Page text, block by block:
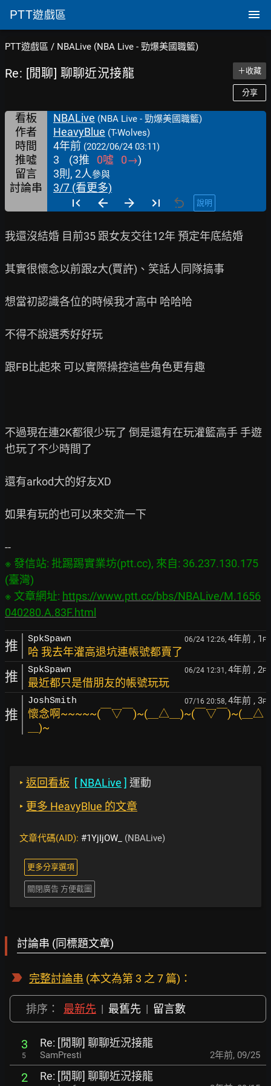
PTT遊戲區
PTT遊戲區 / NBALive (NBA Live - 勁爆美國職籃)
Re: [閒聊] 聊聊近況接龍 ＋收藏
分享
看板 NBALive (NBA Live - 勁爆美國職籃)
作者 HeavyBlue (T-Wolves)
時間 4年前 (2022/06/24 03:11)
推噓 3 (3推 0噓 0→)
留言
3則, 2人參與
討論串 3/7 (看更多)
說明
我還沒結婚 目前35 跟女友交往12年 預定年底結婚
其實很懷念以前跟z大(賈許)、笑話人同隊搞事
想當初認識各位的時候我才高中 哈哈哈
不得不說選秀好好玩
跟FB比起來 可以實際操控這些角色更有趣
不過現在連2K都很少玩了 倒是還有在玩灌籃高手 手遊
也玩了不少時間了
還有arkod大的好友XD
如果有玩的也可以來交流一下
※ 發信站: 批踢踢實業坊(ptt.cc), 來自: 36.237.130.175
(臺灣)
※ 文章網址: https://www.ptt.cc/bbs/NBALive/M.1656
040280.A.83F.html
推 SpkSpawn 06/24 12:26, 4年前 , 1 F
哈 我去年灌高退坑連帳號都賣了
推 SpkSpawn 06/24 12:31, 4年前 , 2F
最近都只是借朋友的帳號玩玩
推
JoshSmith 07/16 20:58, 4年前 , 3F
懷念啊~~~~~(￣▽￣)~(＿△＿)~(￣▽￣)~(＿△
＿)~
‣ 返回看板 [ NBALive ] 運動
‣ 更多 HeavyBlue 的文章
文章代碼(AID): #1YjIjOW_ (NBALive)
更多分享選項
關閉廣告 方便截圖
討論串 (同標題文章)
完整討論串 (本文為第 3 之 7 篇)：
排序： 最新先 | 最舊先 | 留言數
3
5
Re: [閒聊] 聊聊近況接龍
SamPresti 2年前, 09/25
2 Re: [閒聊] 聊聊近況接龍